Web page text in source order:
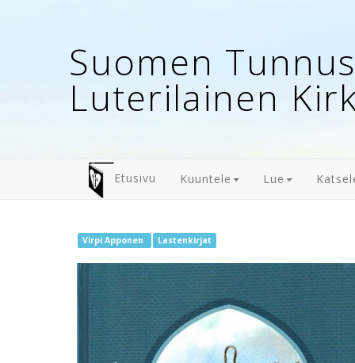
Suomen
Luterilainen
Etusivu Kuuntele Lue
Virpi Apponen Lastenkirjat